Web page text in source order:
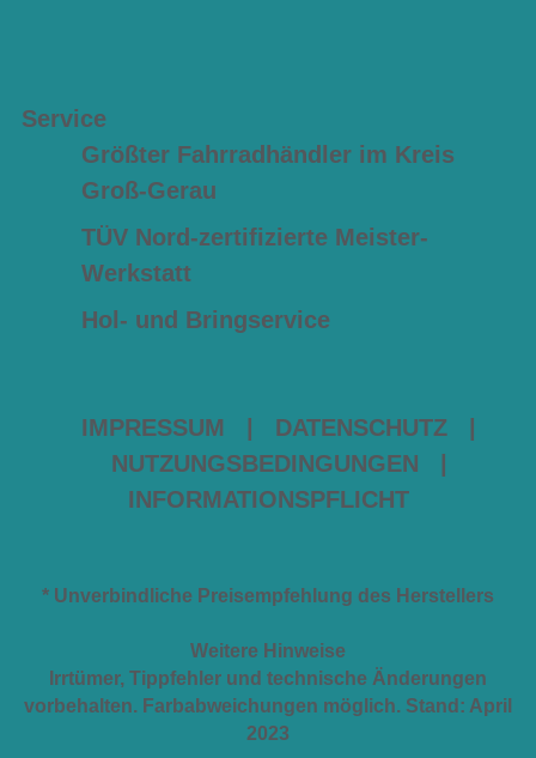
Service
Größter Fahrradhändler im Kreis
Groß-Gerau
TÜV Nord-zertifizierte Meister-
Werkstatt
Hol- und Bringservice
IMPRESSUM DATENSCHUTZ
NUTZUNGSBEDINGUNGEN
INFORMATIONSPFLICHT
* Unverbindliche Preisempfehlung des Herstellers
Weitere Hinweise
Irrtümer, Tippfehler und technische Änderungen
vorbehalten. Farbabweichungen möglich. Stand: April
2023